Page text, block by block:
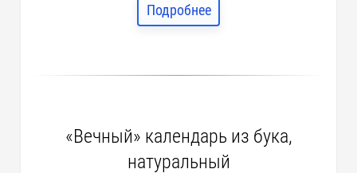
Подробнее
«Вечный» календарь из бука,
натуральный